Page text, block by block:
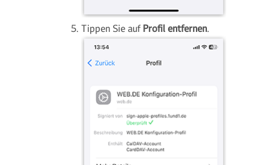
Tippen Sie auf Profil entfernen.